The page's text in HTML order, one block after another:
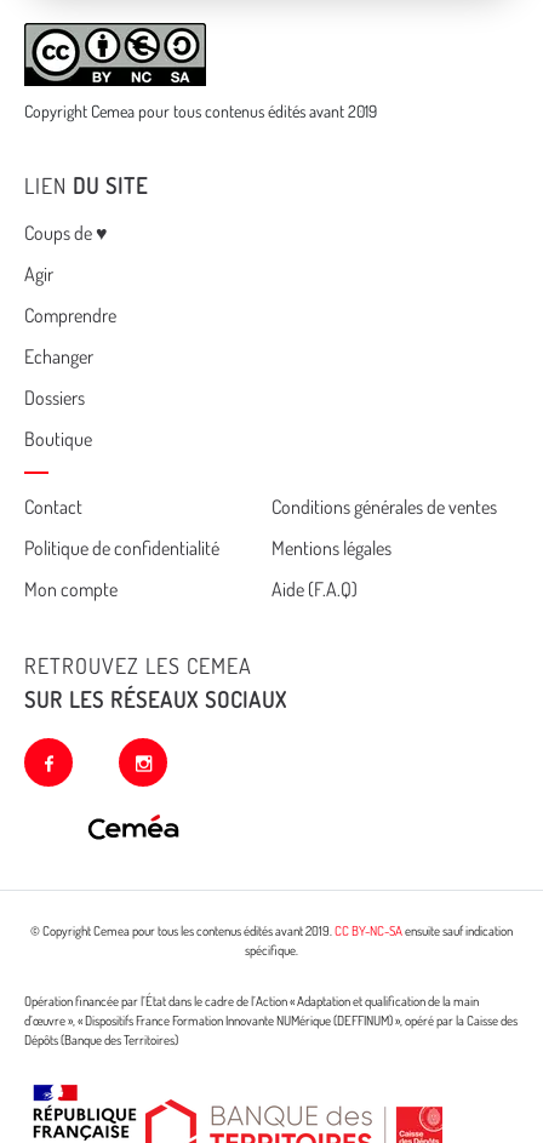
Copyright Cemea pour tous contenus édités avant 2019
LIEN DU SITE
Menu
Coups de ♥
Agir
Comprendre
Echanger
Dossiers
Boutique
Cemea
footer
Contact
Conditions générales de ventes
Politique de confidentialité
Mentions légales
Mon compte
Aide (F.A.Q)
RETROUVEZ LES CEMEA
SUR LES RÉSEAUX SOCIAUX
facebook instagram
© Copyright Cemea pour tous les contenus édités avant 2019.CC BY-NC-SAensuite sauf indication
spécifique.
Opération financée par l’État dans le cadre de l’Action « Adaptation et qualification de la main
d’œuvre », « Dispositifs France Formation Innovante NUMérique (DEFFINUM) », opéré par la Caisse des
Dépôts (Banque des Territoires)